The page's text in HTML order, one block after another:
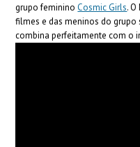
grupo feminino Cosmic Girls.
filmes e das meninos do grupo
combina perfeitamente com o